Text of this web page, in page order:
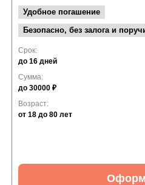
Удобное погашение
Безопасно, без залога и
Срок:
до 16 дней
Сумма:
до 30000 ₽
Возраст:
от 18 до 80 лет